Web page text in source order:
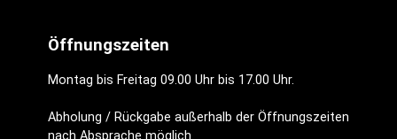
Öffnungszeiten
Montag bis Freitag 09.00 Uhr bis 17.00 Uhr.
Abholung / Rückgabe außerhalb der Öffnungszeiten